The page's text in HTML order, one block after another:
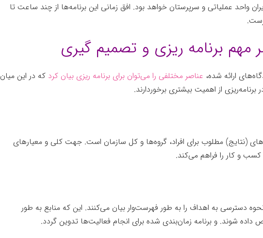
واحد عملیاتی و سرپرستان خواهد بود. افق زمانی این برنامه‌ها از چند ساعت تا
مهم برنامه ریزی و تصمیم گیری
ارائه شده، عناصر مختلفی را می­‌توان برای برنامه­ ریزی بیان کرد که در این میان
از اهمیت بیشتری برخوردارند.
(نتایج) مطلوب برای افراد، گروه­‌ها و کل سازمان است. جهت کلی و معیارهای
کسب و کار را فراهم می­‌کند.
دسترسی به اهداف را به طور فهرست­‌وار بیان می­‌کنند. این که منابع به طور
شوند. و برنامه­ زمان­‌بندی شده برای انجام فعالیت­‌ها تدوین گردد.